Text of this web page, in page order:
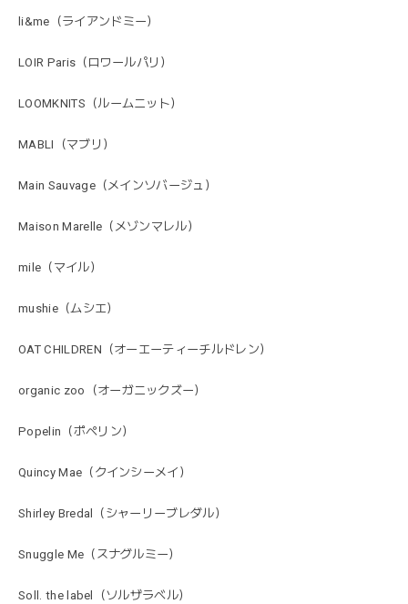
li&me（ライアンドミー）
LOIR Paris（ロワールパリ）
LOOMKNITS（ルームニット）
MABLI（マブリ）
Main Sauvage（メインソバージュ）
Maison Marelle（メゾンマレル）
mile（マイル）
mushie（ムシエ）
OAT CHILDREN（オーエーティーチルドレン）
organic zoo（オーガニックズー）
Popelin（ポペリン）
Quincy Mae（クインシーメイ）
Shirley Bredal（シャーリーブレダル）
Snuggle Me（スナグルミー）
Soll. the label（ソルザラベル）